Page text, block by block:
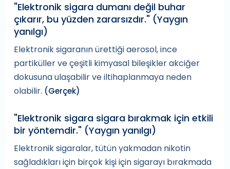
"Elektronik sigara dumanı değil buhar
çıkarır, bu yüzden zararsızdır." (Yaygın
yanılgı)
Elektronik sigaranın ürettiği aerosol, ince
partiküller ve çeşitli kimyasal bileşikler akciğer
dokusuna ulaşabilir ve iltihaplanmaya neden
olabilir. (Gerçek)
"Elektronik sigara sigara bırakmak için etkili
bir yöntemdir." (Yaygın yanılgı)
Elektronik sigaralar, tütün yakmadan nikotin
sağladıkları için birçok kişi için sigarayı bırakmada